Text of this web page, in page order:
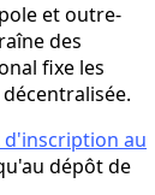
et outre-
des
fixe les
au
dépôt de